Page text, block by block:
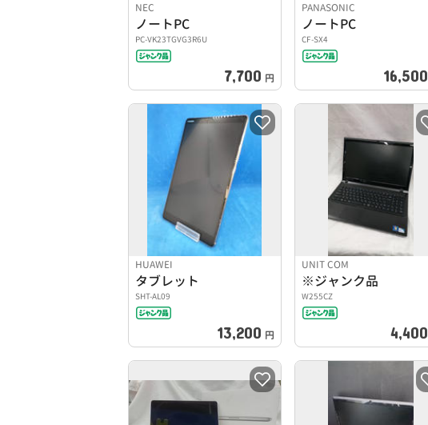
NEC
ノートPC
PC-VK23TGVG3R6U
7,700 円
PANASONIC
ノートPC
CF-SX4
16,500
HUAWEI
タブレット
SHT-AL09
13,200 円
UNIT COM
※ジャンク品
W255CZ
4,400